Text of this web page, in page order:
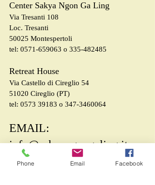
Center Sakya Ngon Ga Ling
Via Tresanti 108
Loc. Tresanti
50025 Montespertoli
tel: 0571-659063 o 335-482485
Retreat House
Via Castello di Cireglio 54
51020 Cireglio (PT)
tel: 0573 39183 o 347-3460064
EMAIL:
info@sakyangongaling.it
Phone Email Facebook